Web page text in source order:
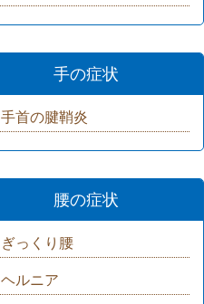
手の症状
手首の腱鞘炎
腰の症状
ぎっくり腰
ヘルニア